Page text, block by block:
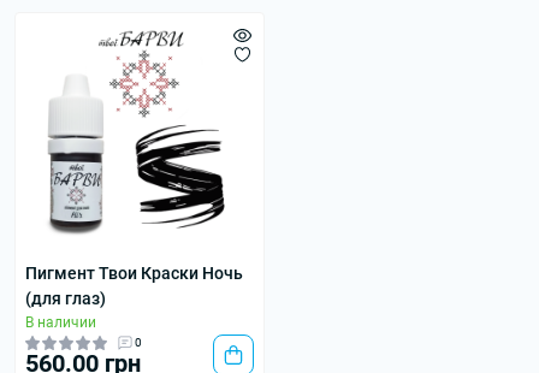
Пигмент Твои Краски Ночь
(для глаз)
В наличии
0
560.00 грн